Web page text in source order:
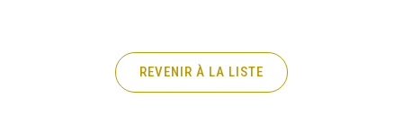
REVENIR À LA LISTE